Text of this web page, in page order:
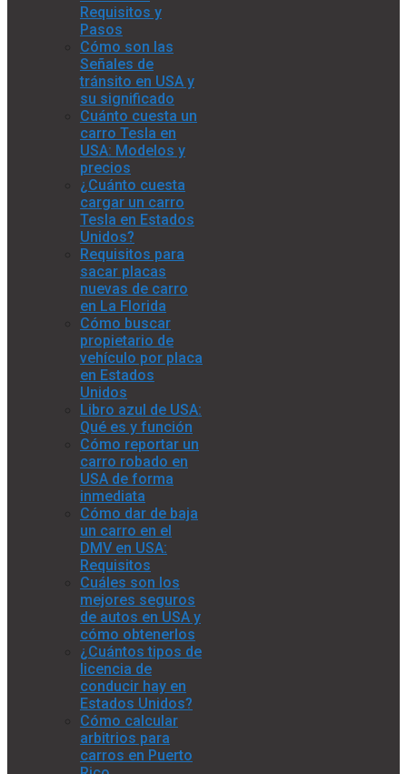
Requisitos y
Pasos
Cómo son las
Señales de
tránsito en USA y
su significado
Cuánto cuesta un
carro Tesla en
USA: Modelos y
precios
¿Cuánto cuesta
cargar un carro
Tesla en Estados
Unidos?
Requisitos para
sacar placas
nuevas de carro
en La Florida
Cómo buscar
propietario de
vehículo por placa
en Estados
Unidos
Libro azul de USA:
Qué es y función
Cómo reportar un
carro robado en
USA de forma
inmediata
Cómo dar de baja
un carro en el
DMV en USA:
Requisitos
Cuáles son los
mejores seguros
de autos en USA y
cómo obtenerlos
¿Cuántos tipos de
licencia de
conducir hay en
Estados Unidos?
Cómo calcular
arbitrios para
carros en Puerto